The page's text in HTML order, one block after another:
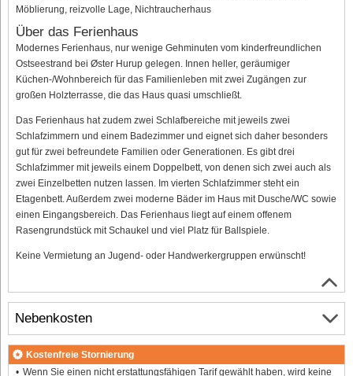
Möblierung, reizvolle Lage, Nichtraucherhaus
Über das Ferienhaus
Modernes Ferienhaus, nur wenige Gehminuten vom kinderfreundlichen
Ostseestrand bei Øster Hurup gelegen. Innen heller, geräumiger
Küchen-/Wohnbereich für das Familienleben mit zwei Zugängen zur
großen Holzterrasse, die das Haus quasi umschließt.
Das Ferienhaus hat zudem zwei Schlafbereiche mit jeweils zwei
Schlafzimmern und einem Badezimmer und eignet sich daher besonders
gut für zwei befreundete Familien oder Generationen. Es gibt drei
Schlafzimmer mit jeweils einem Doppelbett, von denen sich zwei auch als
zwei Einzelbetten nutzen lassen. Im vierten Schlafzimmer steht ein
Etagenbett. Außerdem zwei moderne Bäder im Haus mit Dusche/WC sowie
einen Eingangsbereich. Das Ferienhaus liegt auf einem offenem
Rasengrundstück mit Schaukel und viel Platz für Ballspiele.
Keine Vermietung an Jugend- oder Handwerkergruppen erwünscht!
Nebenkosten
Kostenfreie Stornierung
Wenn Sie einen nicht erstattungsfähigen Tarif gewählt haben, wird keine